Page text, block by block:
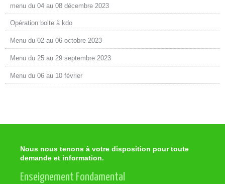
menu du 04 au 08 décembre 2023
Opération boite à kdo
Menu du 02 au 06 octobre 2023
Menu du 25 au 29 septembre 2023
Menu du 06 au 10 février
Nous nous tenons à votre disposition pour toute
demande et information.
Enseignement Fondamental